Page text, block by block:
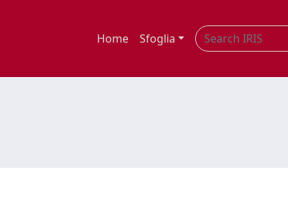
Home Sfoglia